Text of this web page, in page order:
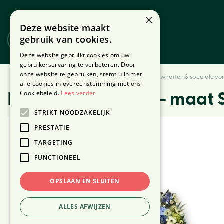
naar
content
Home Producten Bloemen Rouwbloemen Rouwharten & speciale
Website Webshop
Rouwster Melodie - maat
×
Deze website maakt
gebruik van cookies.
Deze website gebruikt cookies om uw
gebruikerservaring te verbeteren. Door
onze website te gebruiken, stemt u in met
alle cookies in overeenstemming met ons
Cookiebeleid. Lees verder
STRIKT NOODZAKELIJK
PRESTATIE
TARGETING
FUNCTIONEEL
OPSLAAN EN SLUITEN
ALLES AFWIJZEN